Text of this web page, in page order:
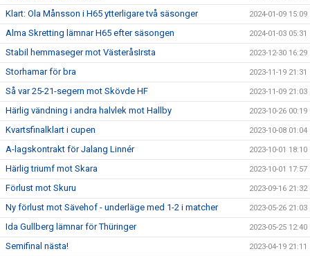
Klart: Ola Månsson i H65 ytterligare två säsonger 2024-01-09 15:09
Alma Skretting lämnar H65 efter säsongen 2024-01-03 05:31
Stabil hemmaseger mot VästeråsIrsta 2023-12-30 16:29
Storhamar för bra 2023-11-19 21:31
Så var 25-21-segern mot Skövde HF 2023-11-09 21:03
Härlig vändning i andra halvlek mot Hallby 2023-10-26 00:19
Kvartsfinalklart i cupen 2023-10-08 01:04
A-lagskontrakt för Jalang Linnér 2023-10-01 18:10
Härlig triumf mot Skara 2023-10-01 17:57
Förlust mot Skuru 2023-09-16 21:32
Ny förlust mot Sävehof - underläge med 1-2 i matcher 2023-05-26 21:03
Ida Gullberg lämnar för Thüringer 2023-05-25 12:40
Semifinal nästa! 2023-04-19 21:11